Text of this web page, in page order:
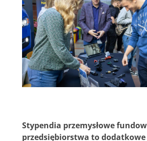
Stypendia przemysłowe
przedsiębiorstwa to